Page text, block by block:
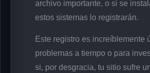
archivo importante, o si se
estos sistemas lo registrarán.
Este registro es increíblemente
problemas a tiempo o para
si, por desgracia, tu sitio sufre